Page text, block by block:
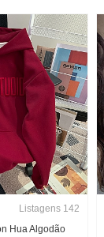
Listagens 142
Hua Algodão